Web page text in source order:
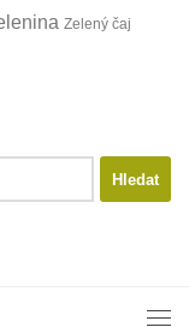
Zelený čaj